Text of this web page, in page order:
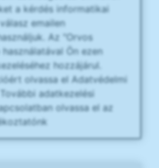
a kérdés informatikai
emailen
Az "Orvos
Ön ezen
hozzájárul.
olvassa el Adatvédelmi
adatkezelési
olvassa el az